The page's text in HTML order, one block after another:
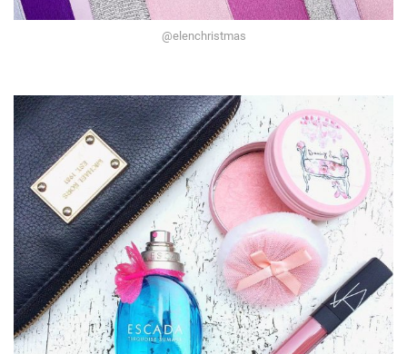
@elenchristmas